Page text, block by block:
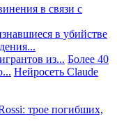
в связи с
в убийстве
из... Более 40
Нейросеть Claude